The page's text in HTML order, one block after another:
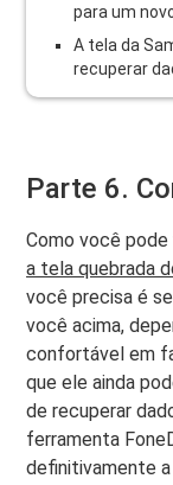
para um
A tela da
recuperar
Parte 6.
Como você
a tela quebrada
você precisa é
você acima,
confortável em
que ele ainda
de recuperar
ferramenta
definitivamente